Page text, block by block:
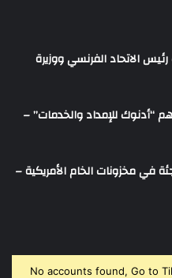
الاتحاد الفرنسي ووزيرة
من أسهم “أدنوك للإمداد والخدمات” –
في مخزونات الخام الأمريكية –
No accounts found, Go to